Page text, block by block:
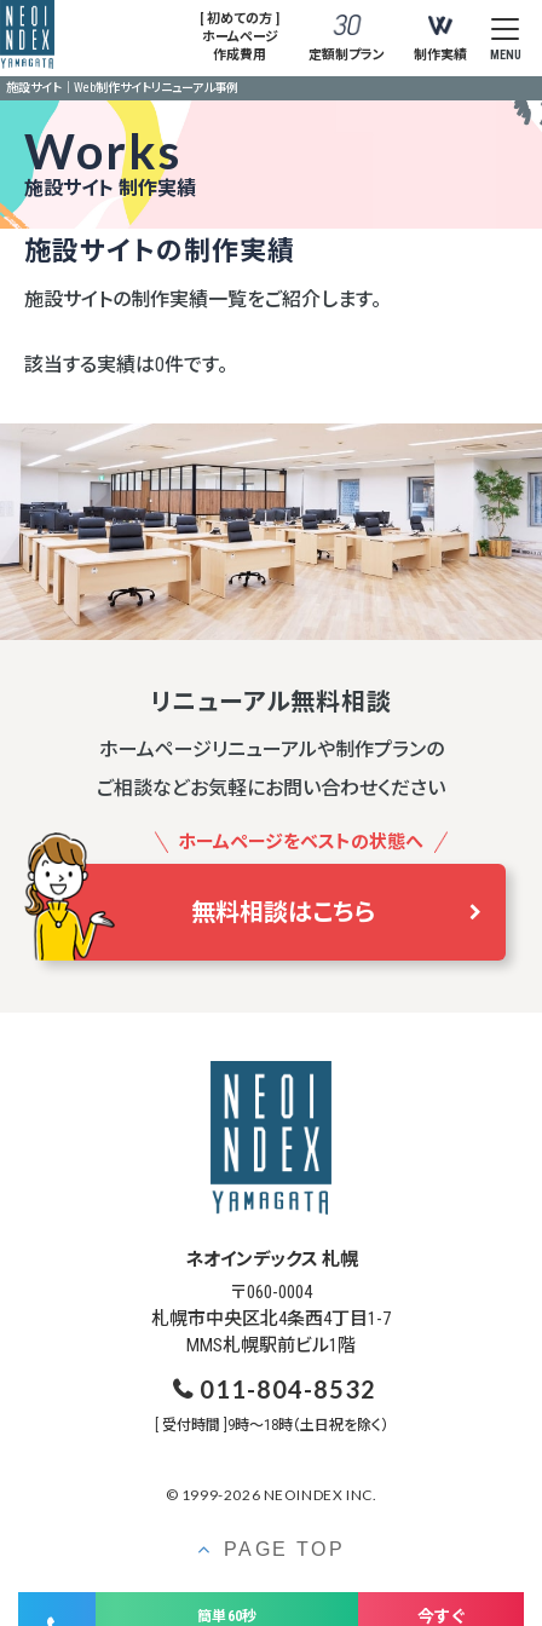
[ 初めての方 ]
ホームページ
作成費用
定額制プラン 制作実績 MENU
簡単60秒 今すぐ
施設サイト｜Web制作サイトリニューアル事例
Works
施設サイト 制作実績
施設サイトの制作実績
施設サイトの制作実績一覧をご紹介します。
該当する実績は0件です。
リニューアル無料相談
ホームページリニューアルや制作プランの
ご相談などお気軽にお問い合わせください
ホームページをベストの状態へ
無料相談はこちら
ネオインデックス 札幌
〒060-0004
札幌市中央区北4条西4丁目1-7
MMS札幌駅前ビル1階
011-804-8532
[ 受付時間 ]9時～18時（土日祝を除く）
© 1999-2026 NEOINDEX INC.
PAGE TOP